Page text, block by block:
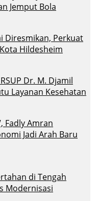
Jemput Bola
Diresmikan, Perkuat
Hildesheim
Dr. M. Djamil
Layanan Kesehatan
Fadly Amran
Jadi Arah Baru
di Tengah
Modernisasi